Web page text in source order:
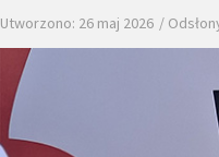
Utworzono: 26 maj 2026